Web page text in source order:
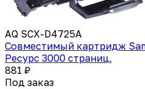
AQ SCX-D4725A
Совместимый картридж
Ресурс 3000 страниц.
881 ₽
Под заказ